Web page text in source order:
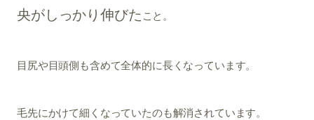
央がしっかり伸びた こと。
目尻や目頭側も含めて全体的に長くなっています。
毛先にかけて細くなっていたのも解消されています。